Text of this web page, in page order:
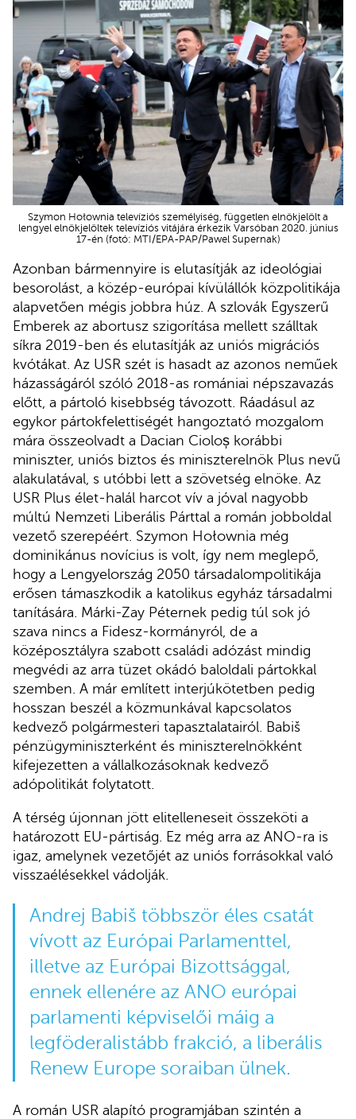
Szymon Hołownia televíziós személyiség, független elnökjelölt a
lengyel elnökjelöltek televíziós vitájára érkezik Varsóban 2020. június
17-én (fotó: MTI/EPA-PAP/Pawel Supernak)
Azonban bármennyire is elutasítják az ideológiai
besorolást, a közép-európai kívülállók közpolitikája
alapvetően mégis jobbra húz. A szlovák Egyszerű
Emberek az abortusz szigorítása mellett szálltak
síkra 2019-ben és elutasítják az uniós migrációs
kvótákat. Az USR szét is hasadt az azonos neműek
házasságáról szóló 2018-as romániai népszavazás
előtt, a pártoló kisebbség távozott. Ráadásul az
egykor pártokfelettiségét hangoztató mozgalom
mára összeolvadt a Dacian Cioloș korábbi
miniszter, uniós biztos és miniszterelnök Plus nevű
alakulatával, s utóbbi lett a szövetség elnöke. Az
USR Plus élet-halál harcot vív a jóval nagyobb
múltú Nemzeti Liberális Párttal a román jobboldal
vezető szerepéért. Szymon Hołownia még
dominikánus novícius is volt, így nem meglepő,
hogy a Lengyelország 2050 társadalompolitikája
erősen támaszkodik a katolikus egyház társadalmi
tanítására. Márki-Zay Péternek pedig túl sok jó
szava nincs a Fidesz-kormányról, de a
középosztályra szabott családi adózást mindig
megvédi az arra tüzet okádó baloldali pártokkal
szemben. A már említett interjúkötetben pedig
hosszan beszél a közmunkával kapcsolatos
kedvező polgármesteri tapasztalatairól. Babiš
pénzügyminiszterként és miniszterelnökként
kifejezetten a vállalkozásoknak kedvező
adópolitikát folytatott.
A térség újonnan jött elitelleneseit összeköti a
határozott EU-pártiság. Ez még arra az ANO-ra is
igaz, amelynek vezetőjét az uniós forrásokkal való
visszaélésekkel vádolják.
Andrej Babiš többször éles csatát
vívott az Európai Parlamenttel,
illetve az Európai Bizottsággal,
ennek ellenére az ANO európai
parlamenti képviselői máig a
legföderalistább frakció, a liberális
Renew Europe soraiban ülnek.
A román USR alapító programjában szintén a